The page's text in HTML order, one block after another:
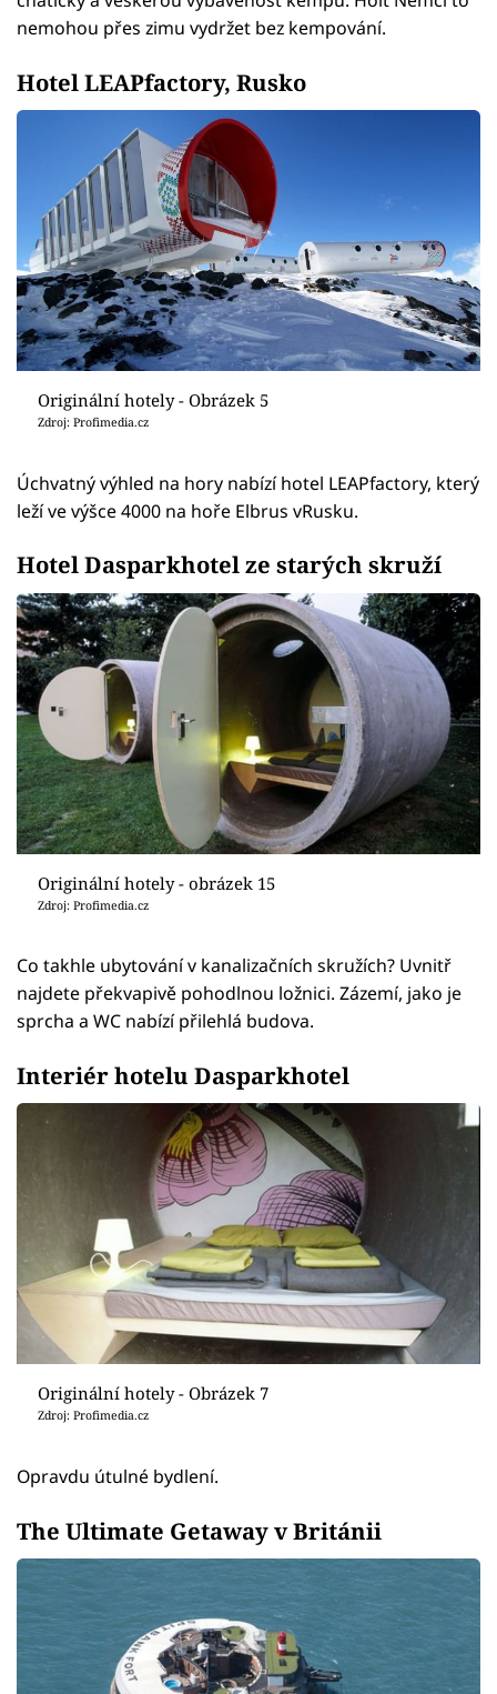
nemohou přes zimu vydržet bez kempování.
Hotel LEAPfactory, Rusko
Originální hotely - Obrázek 5
Zdroj: Profimedia.cz
Úchvatný výhled na hory nabízí hotel LEAPfactory, který
leží ve výšce 4000 na hoře Elbrus vRusku.
Hotel Dasparkhotel ze starých skruží
Originální hotely - obrázek 15
Zdroj: Profimedia.cz
Co takhle ubytování v kanalizačních skružích? Uvnitř
najdete překvapivě pohodlnou ložnici. Zázemí, jako je
sprcha a WC nabízí přilehlá budova.
Interiér hotelu Dasparkhotel
Originální hotely - Obrázek 7
Zdroj: Profimedia.cz
Opravdu útulné bydlení.
The Ultimate Getaway v Británii